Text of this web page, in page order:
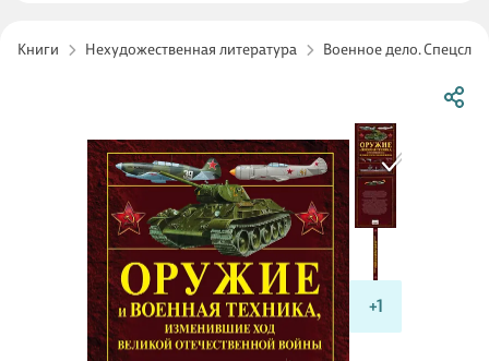
Книги Нехудожественная литература Военное дело.
+1